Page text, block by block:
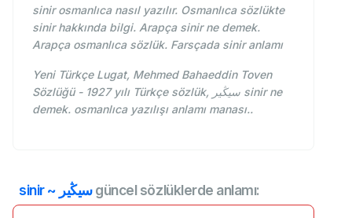
sinir osmanlıca nasıl yazılır. Osmanlıca sözlükte
sinir hakkında bilgi. Arapça sinir ne demek.
Arapça osmanlıca sözlük. Farsçada sinir anlamı
Yeni Türkçe Lugat, Mehmed Bahaeddin Toven
Sözlüğü - 1927 yılı Türkçe sözlük, سيڭیر sinir ne
demek. osmanlıca yazılışı anlamı manası..
sinir ~ سيڭیرgüncel sözlüklerde anlamı: